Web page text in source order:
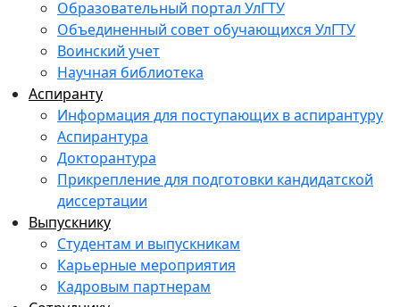
Образовательный портал УлГТУ
Объединенный совет обучающихся УлГТУ
Воинский учет
Научная библиотека
Аспиранту
Информация для поступающих в аспирантуру
Аспирантура
Докторантура
Прикрепление для подготовки кандидатской
диссертации
Выпускнику
Студентам и выпускникам
Карьерные мероприятия
Кадровым партнерам